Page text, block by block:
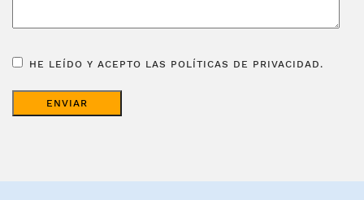
HE LEÍDO Y ACEPTO LAS POLÍTICAS DE PRIVACIDAD.